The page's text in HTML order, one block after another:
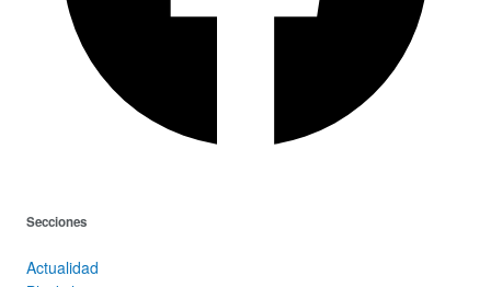
Secciones
Actualidad